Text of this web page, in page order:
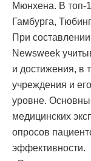
Мюнхена. В топ-
Гамбурга,
При
Newsweek
и достижения, в
учреждения и
уровне.
медицинских
опросов
эффективности.